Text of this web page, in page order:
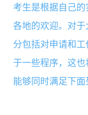
考生是根据自己
各地的欢迎。对
分包括对申请和
于一些程序，这
能够同时满足下